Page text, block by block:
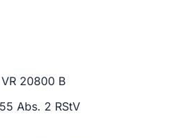
20800 B
Abs. 2 RStV